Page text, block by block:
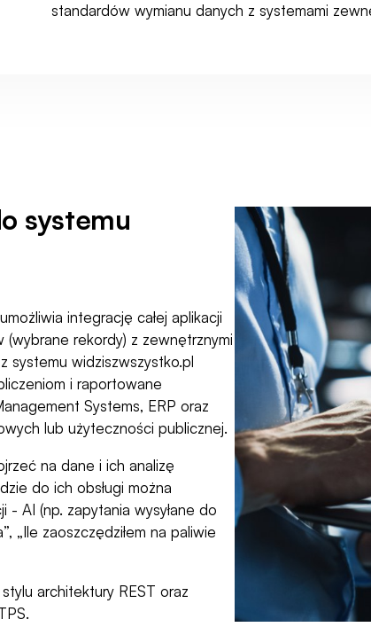
standardów wymianu danych z systemami
systemu
integrację całej aplikacji
rekordy) z zewnętrznymi
systemu widziszwszystko.pl
i raportowane
Systems, ERP oraz
lub użyteczności publicznej.
na dane i ich analizę
do ich obsługi można
AI (np. zapytania wysyłane do
„Ile zaoszczędziłem na paliwie
architektury REST oraz